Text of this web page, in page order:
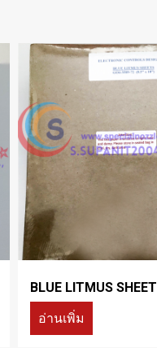
BLUE LITMUS SHEET
อ่านเพิ่ม